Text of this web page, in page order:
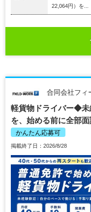
22,064円）を...
合同会社フィ
軽貨物ドライバー◆未
を、始める前に全部
かんたん応募可
掲載終了日：2026/8/28